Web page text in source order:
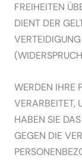
FREIHEITEN
DIENT DER
WERDEN IHRE
VERARBEITET,
HABEN SIE
GEGEN DIE